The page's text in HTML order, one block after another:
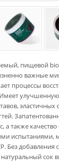
пищевой
важные
процессы
эластичных
а также качество
испытаниями,
Без добавления
сок